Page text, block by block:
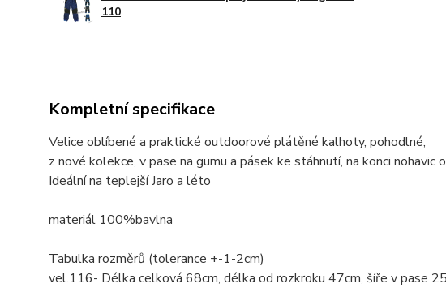
110
Kompletní specifikace
Velice oblíbené a praktické outdoorové plátěné kalhoty, pohodlné,
z nové kolekce, v pase na gumu a pásek ke stáhnutí, na konci nohavic
Ideální na teplejší Jaro a léto
materiál 100%bavlna
Tabulka rozměrů (tolerance +-1-2cm)
vel.116- Délka celková 68cm, délka od rozkroku 47cm, šíře v pase